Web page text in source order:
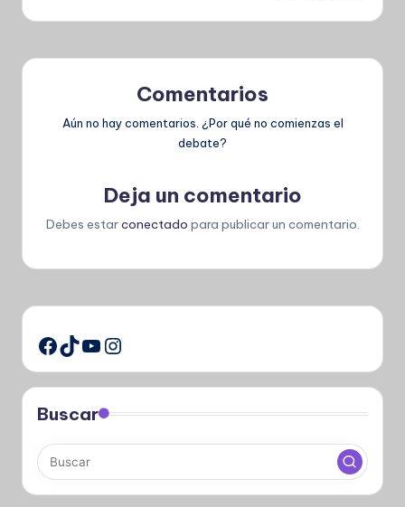
Comentarios
Aún no hay comentarios. ¿Por qué no comienzas el
debate?
Deja un comentario
Debes estarconectado para publicar un comentario.
Facebook
TikTok
YouTube
Instagram
Buscar